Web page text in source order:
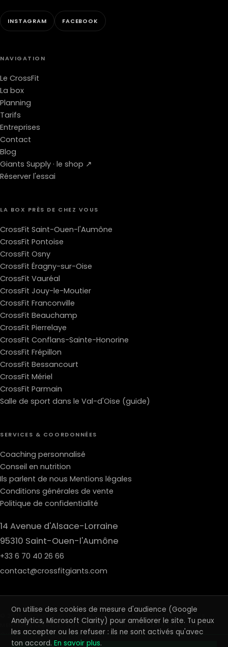
INSTAGRAM FACEBOOK
NAVIGATION
Le CrossFit
La box
Planning
Tarifs
Entreprises
Contact
Blog
Giants Supply · le shop ↗
Réserver l'essai
LA BOX PRÈS DE CHEZ VOUS
CrossFit Saint-Ouen-l'Aumône
CrossFit Pontoise
CrossFit Osny
CrossFit Éragny-sur-Oise
CrossFit Vauréal
CrossFit Jouy-le-Moutier
CrossFit Franconville
CrossFit Beauchamp
CrossFit Pierrelaye
CrossFit Conflans-Sainte-Honorine
CrossFit Frépillon
CrossFit Bessancourt
CrossFit Mériel
CrossFit Parmain
Salle de sport dans le Val-d'Oise (guide)
SERVICES & COORDONNÉES
Coaching personnalisé
Conseil en nutrition
Ils parlent de nous Mentions légales
Conditions générales de vente
Politique de confidentialité
14 Avenue d'Alsace-Lorraine
95310 Saint-Ouen-l'Aumône
+33 6 70 40 26 66
contact@crossfitgiants.com
© 2026 CROSSFIT GIANTS · REVIVE SARL · TOUS DROITS RÉSERVÉS ·
MENTIONS LÉGALES ·CGV ·CONFIDENTIALITÉ·GÉRER LES COOKIES
OUVERT 7J/7 · SAINT-OUEN-L'AUMÔNE (95)
On utilise des cookies de mesure d'audience (Google
Analytics, Microsoft Clarity) pour améliorer le site. Tu peux
les accepter ou les refuser : ils ne sont activés qu'avec
ton accord.En savoir plus.